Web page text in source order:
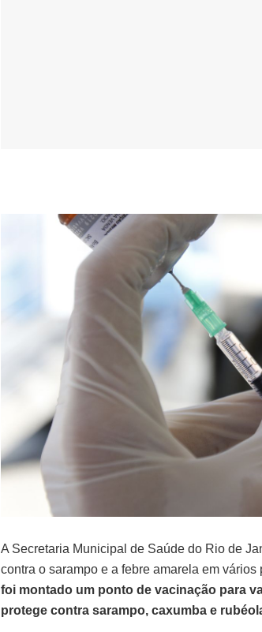
A Secretaria Municipal de Saúde do Rio de
contra o sarampo e a febre amarela em vários
foi montado um ponto de vacinação para
protege contra sarampo, caxumba e